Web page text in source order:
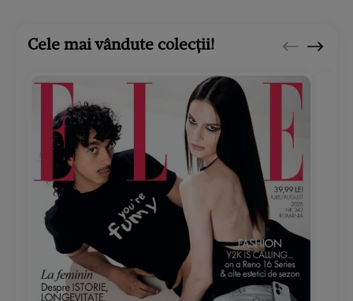
Cele mai vândute colecții!